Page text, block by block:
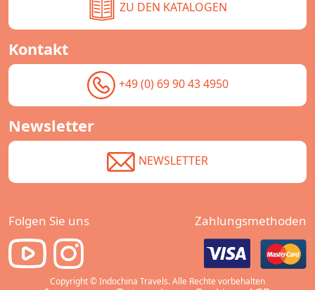
ZU DEN KATALOGEN
Kontakt
+49 (0) 69 90 43 4950
Newsletter
NEWSLETTER
Folgen Sie uns Zahlungsmethoden
Copyright © Indochina Travels. Alle Rechte vorbehalten